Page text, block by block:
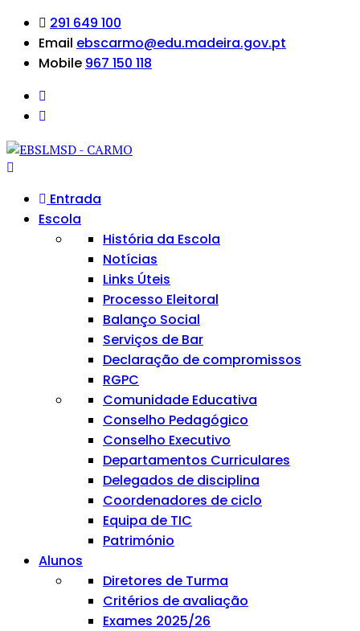
291 649 100
Email ebscarmo@edu.madeira.gov.pt
Mobile 967 150 118
Entrada
Escola
História da Escola
Notícias
Links Úteis
Processo Eleitoral
Balanço Social
Serviços de Bar
Declaração de compromissos
RGPC
Comunidade Educativa
Conselho Pedagógico
Conselho Executivo
Departamentos Curriculares
Delegados de disciplina
Coordenadores de ciclo
Equipa de TIC
Património
Alunos
Diretores de Turma
Critérios de avaliação
Exames 2025/26